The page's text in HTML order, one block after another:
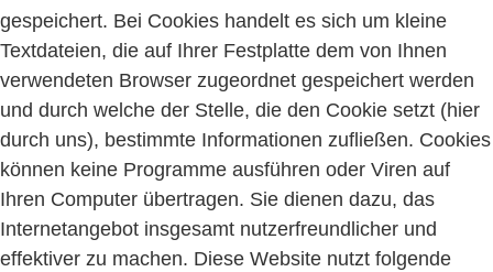
gespeichert. Bei Cookies handelt es sich um kleine
Textdateien, die auf Ihrer Festplatte dem von Ihnen
verwendeten Browser zugeordnet gespeichert werden
und durch welche der Stelle, die den Cookie setzt (hier
durch uns), bestimmte Informationen zufließen. Cookies
können keine Programme ausführen oder Viren auf
Ihren Computer übertragen. Sie dienen dazu, das
Internetangebot insgesamt nutzerfreundlicher und
effektiver zu machen. Diese Website nutzt folgende